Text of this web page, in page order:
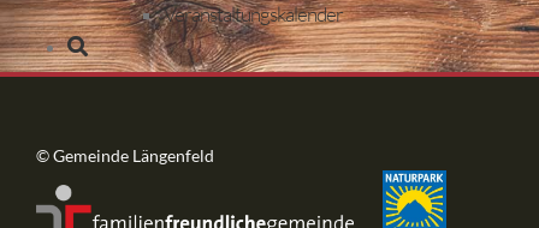
Veranstaltungskalender
© Gemeinde Längenfeld